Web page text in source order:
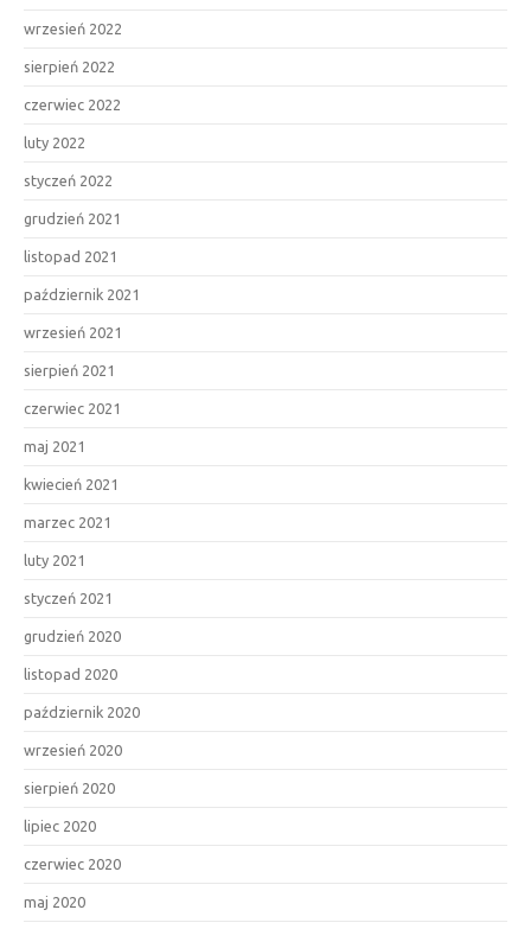
wrzesień 2022
sierpień 2022
czerwiec 2022
luty 2022
styczeń 2022
grudzień 2021
listopad 2021
październik 2021
wrzesień 2021
sierpień 2021
czerwiec 2021
maj 2021
kwiecień 2021
marzec 2021
luty 2021
styczeń 2021
grudzień 2020
listopad 2020
październik 2020
wrzesień 2020
sierpień 2020
lipiec 2020
czerwiec 2020
maj 2020